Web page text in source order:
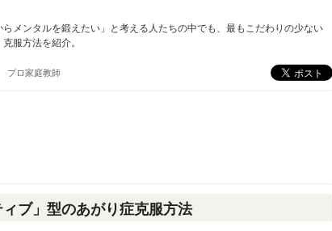
メンタルを鍛えたい」と考える人たちの中でも、最もこだわりの少ない
服方法を紹介。
プロ家庭教師
ブ」型のあがり症克服方法